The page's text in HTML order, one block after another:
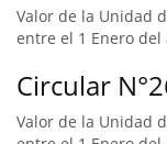
Valor de la Unidad
entre el 1 Enero del
Circular
Valor de la Unidad